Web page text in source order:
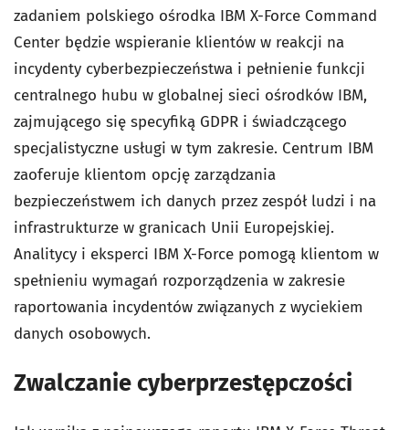
zadaniem polskiego ośrodka IBM X-Force Command
Center będzie wspieranie klientów w reakcji na
incydenty cyberbezpieczeństwa i pełnienie funkcji
centralnego hubu w globalnej sieci ośrodków IBM,
zajmującego się specyfiką GDPR i świadczącego
specjalistyczne usługi w tym zakresie. Centrum IBM
zaoferuje klientom opcję zarządzania
bezpieczeństwem ich danych przez zespół ludzi i na
infrastrukturze w granicach Unii Europejskiej.
Analitycy i eksperci IBM X-Force pomogą klientom w
spełnieniu wymagań rozporządzenia w zakresie
raportowania incydentów związanych z wyciekiem
danych osobowych.
Zwalczanie cyberprzestępczości